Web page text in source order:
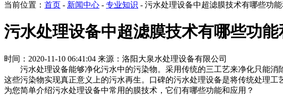
当前位置： 首页 - 新闻中心 - 专业知识 - 污水处理设备中超滤膜技术有哪些功能
污水处理设备中超滤膜技术有哪些功能
时间：2020-11-10 06:41:04 来源：洛阳大泉水处理设备有限公司
污水处理设备能够净化污水中的污染物。采用传统的三工艺来净化只能消
这些污染物实现真正意义上的污水再生。口碑的污水处理设备是将传统处理
为您简单介绍污水处理设备中常用的膜技术，它们有哪些功能和应用？